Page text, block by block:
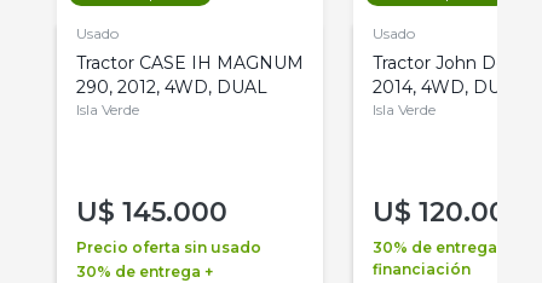
Usado
Tractor CASE IH MAGNUM
290, 2012, 4WD, DUAL
Isla Verde
U$ 145.000
Precio oferta sin usado
30% de entrega +
Usado
Tractor John Deere
2014, 4WD, DUAL
Isla Verde
U$ 120.000
30% de entrega +
financiación